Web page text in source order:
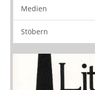
Stöbern